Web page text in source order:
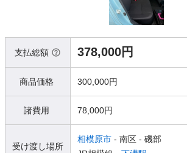
支払総額 378,000円
商品価格 300,000円
諸費用 78,000円
受け渡し場所
相模原市 - 南区 - 磯部